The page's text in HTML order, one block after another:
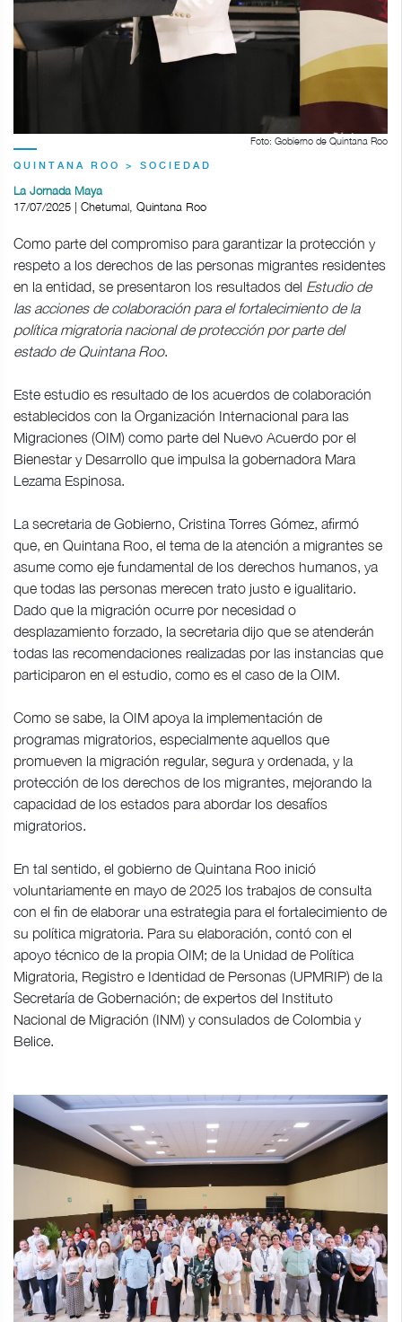
Foto: Gobierno de Quintana Roo
QUINTANA ROO > SOCIEDAD
La Jornada Maya
17/07/2025 | Chetumal, Quintana Roo
Como parte del compromiso para garantizar la protección y
respeto a los derechos de las personas migrantes residentes
en la entidad, se presentaron los resultados del Estudio de
las acciones de colaboración para el fortalecimiento de la
política migratoria nacional de protección por parte del
estado de Quintana Roo.
Este estudio es resultado de los acuerdos de colaboración
establecidos con la Organización Internacional para las
Migraciones (OIM) como parte del Nuevo Acuerdo por el
Bienestar y Desarrollo que impulsa la gobernadora Mara
Lezama Espinosa.
La secretaria de Gobierno, Cristina Torres Gómez, afirmó
que, en Quintana Roo, el tema de la atención a migrantes se
asume como eje fundamental de los derechos humanos, ya
que todas las personas merecen trato justo e igualitario.
Dado que la migración ocurre por necesidad o
desplazamiento forzado, la secretaria dijo que se atenderán
todas las recomendaciones realizadas por las instancias que
participaron en el estudio, como es el caso de la OIM.
Como se sabe, la OIM apoya la implementación de
programas migratorios, especialmente aquellos que
promueven la migración regular, segura y ordenada, y la
protección de los derechos de los migrantes, mejorando la
capacidad de los estados para abordar los desafíos
migratorios.
En tal sentido, el gobierno de Quintana Roo inició
voluntariamente en mayo de 2025 los trabajos de consulta
con el fin de elaborar una estrategia para el fortalecimiento de
su política migratoria. Para su elaboración, contó con el
apoyo técnico de la propia OIM; de la Unidad de Política
Migratoria, Registro e Identidad de Personas (UPMRIP) de la
Secretaría de Gobernación; de expertos del Instituto
Nacional de Migración (INM) y consulados de Colombia y
Belice.